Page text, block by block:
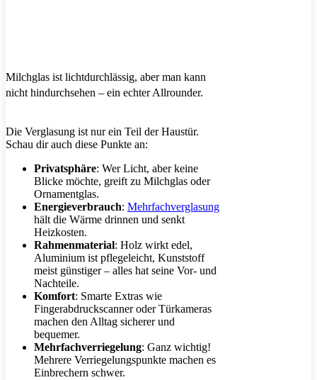
Milchglas ist lichtdurchlässig, aber man kann
nicht hindurchsehen – ein echter Allrounder.
Die Verglasung ist nur ein Teil der Haustür.
Schau dir auch diese Punkte an:
Privatsphäre: Wer Licht, aber keine
Blicke möchte, greift zu Milchglas oder
Ornamentglas.
Energieverbrauch: Mehrfachverglasung
hält die Wärme drinnen und senkt
Heizkosten.
Rahmenmaterial: Holz wirkt edel,
Aluminium ist pflegeleicht, Kunststoff
meist günstiger – alles hat seine Vor- und
Nachteile.
Komfort: Smarte Extras wie
Fingerabdruckscanner oder Türkameras
machen den Alltag sicherer und
bequemer.
Mehrfachverriegelung: Ganz wichtig!
Mehrere Verriegelungspunkte machen es
Einbrechern schwer.